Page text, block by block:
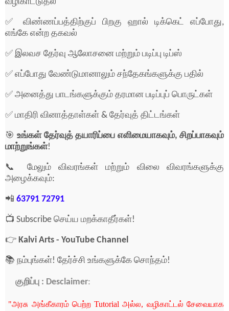
✅ விண்ணப்பத்திற்குப் பிறகு ஹால் டிக்கெட் எப்போது,
எங்கே என்ற தகவல்
✅ இலவச தேர்வு ஆலோசனை மற்றும் படிப்பு டிப்ஸ்
✅ எப்போது வேண்டுமானாலும் சந்தேகங்களுக்கு பதில்
✅ அனைத்து பாடங்களுக்கும் தரமான படிப்புப் பொருட்கள்
✅ மாதிரி வினாத்தாள்கள் & தேர்வுத் திட்டங்கள்
🎯 உங்கள் தேர்வுத் தயாரிப்பை எளிமையாகவும், சிறப்பாகவும்
மாற்றுங்கள்!
📞 மேலும் விவரங்கள் மற்றும் விலை விவரங்களுக்கு
அழைக்கவும்:
📲 63791 72791
📺 Subscribe செய்ய மறக்காதீர்கள்!
👉 Kalvi Arts - YouTube Channel
📚 நம்புங்கள்! தேர்ச்சி உங்களுக்கே சொந்தம்!
குறிப்பு : Desclaimer:
"அரசு அங்கீகாரம் பெற்ற Tutorial அல்ல, வழிகாட்டல் சேவையாக